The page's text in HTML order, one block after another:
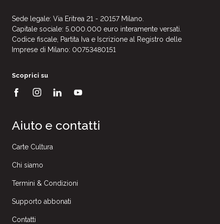
Sede legale: Via Eritrea 21 - 20157 Milano.
Capitale sociale: 5.000.000 euro interamente versati.
Codice fiscale, Partita Iva e Iscrizione al Registro delle
Imprese di Milano: 00753480151
Scoprici su
Aiuto e contatti
Carte Cultura
Chi siamo
Termini & Condizioni
Supporto abbonati
Contatti